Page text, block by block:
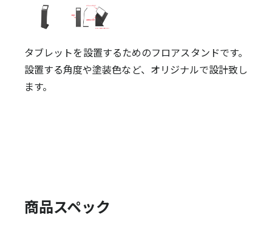
タブレットを設置するためのフロアスタンドです。
設置する角度や塗装色など、オリジナルで設計致し
ます。
商品スペック